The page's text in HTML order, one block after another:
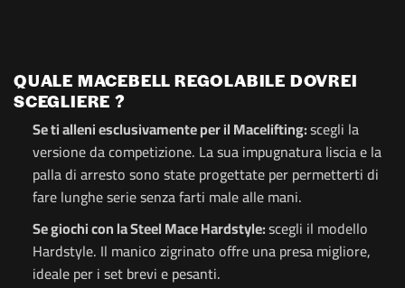
QUALE MACEBELL REGOLABILE DOVREI
SCEGLIERE ?
Se ti alleni esclusivamente per il Macelifting:scegli la
versione da competizione. La sua impugnatura liscia e la
palla di arresto sono state progettate per permetterti di
fare lunghe serie senza farti male alle mani.
Se giochi con la Steel Mace Hardstyle:scegli il modello
Hardstyle. Il manico zigrinato offre una presa migliore,
ideale per i set brevi e pesanti.